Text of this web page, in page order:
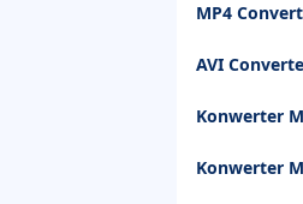
MP4
AVI
Konwerter
Konwerter